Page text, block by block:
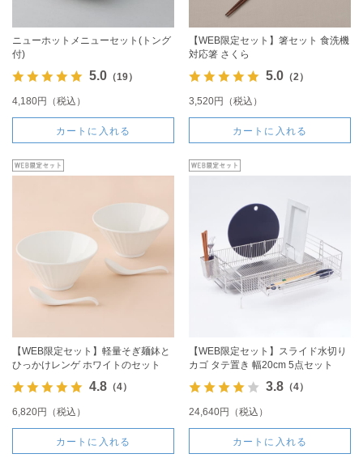
ニューホットメニューセット(トング
付)
5.0（19）
4,180円（税込）
カートに入れる
【WEB限定セット】箸セット 食洗機
対応箸 さくら
5.0（2）
3,520円（税込）
カートに入れる
【WEB限定セット】軽量そぎ麺鉢と
ひっかけレンゲ ホワイトのセット
4.8（4）
6,820円（税込）
カートに入れる
【WEB限定セット】スライド水切り
カゴ タテ置き 幅20cm 5点セット
3.8（4）
24,640円（税込）
カートに入れる